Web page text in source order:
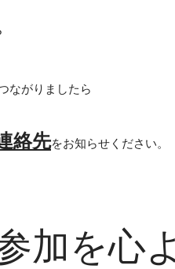
ながりましたら
絡先をお知らせください。
加を心